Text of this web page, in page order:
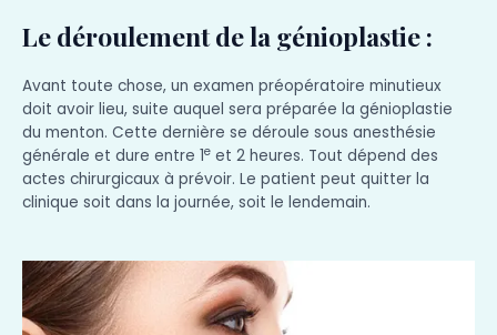
Le déroulement de la génioplastie :
Avant toute chose, un examen préopératoire minutieux
doit avoir lieu, suite auquel sera préparée la génioplastie
du menton. Cette dernière se déroule sous anesthésie
générale et dure entre 1e et 2 heures. Tout dépend des
actes chirurgicaux à prévoir. Le patient peut quitter la
clinique soit dans la journée, soit le lendemain.